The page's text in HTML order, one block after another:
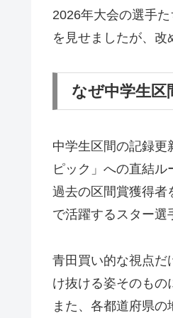
2026年大会の選手
を見せましたが、
なぜ中学生
中学生区間の記録更
ピック」への直結
過去の区間賞獲得者
で活躍するスター選
青田買い的な視点だ
け抜ける姿そのもの
また、各都道府県